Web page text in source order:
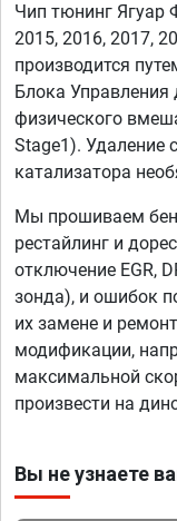
Чип тюнинг Ягуар
2015, 2016, 2017,
производится
Блока Управления
физического
Stage1). Удаление
катализатора
Мы прошиваем
рестайлинг и
отключение EGR,
зонда), и ошибок
их замене и
модификации,
максимальной
произвести на
Вы не узнаете